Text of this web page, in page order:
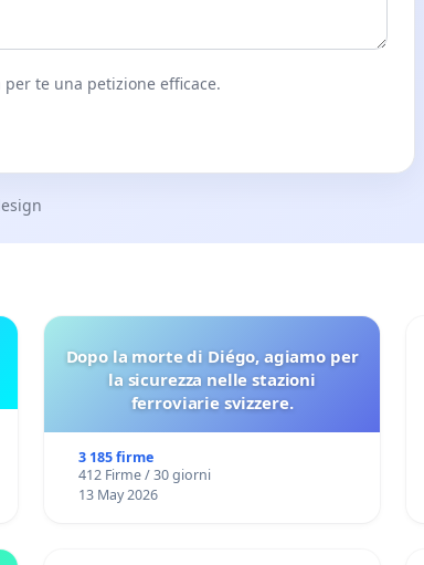
te una petizione efficace.
Dopo la morte di Diégo, agiamo per
la sicurezza nelle stazioni
ferroviarie svizzere.
3 185 firme
412 Firme / 30 giorni
13 May 2026